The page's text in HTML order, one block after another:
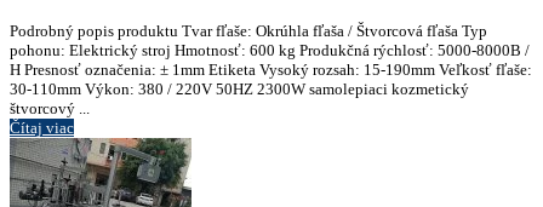
Podrobný popis produktu Tvar fľaše: Okrúhla fľaša / Štvorcová fľaša Typ
pohonu: Elektrický stroj Hmotnosť: 600 kg Produkčná rýchlosť: 5000-8000B /
H Presnosť označenia: ± 1mm Etiketa Vysoký rozsah: 15-190mm Veľkosť fľaše:
30-110mm Výkon: 380 / 220V 50HZ 2300W samolepiaci kozmetický
štvorcový ...
Čítaj viac